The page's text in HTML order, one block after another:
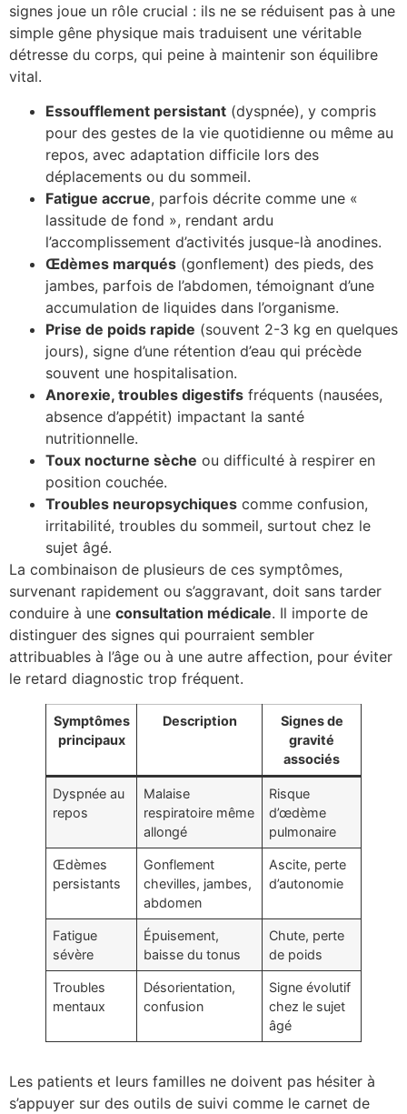
signes joue un rôle crucial : ils ne se réduisent pas à une
simple gêne physique mais traduisent une véritable
détresse du corps, qui peine à maintenir son équilibre
vital.
Essoufflement persistant (dyspnée), y compris
pour des gestes de la vie quotidienne ou même au
repos, avec adaptation difficile lors des
déplacements ou du sommeil.
Fatigue accrue, parfois décrite comme une «
lassitude de fond », rendant ardu
l’accomplissement d’activités jusque-là anodines.
Œdèmes marqués (gonflement) des pieds, des
jambes, parfois de l’abdomen, témoignant d’une
accumulation de liquides dans l’organisme.
Prise de poids rapide (souvent 2-3 kg en quelques
jours), signe d’une rétention d’eau qui précède
souvent une hospitalisation.
Anorexie, troubles digestifs fréquents (nausées,
absence d’appétit) impactant la santé
nutritionnelle.
Toux nocturne sèche ou difficulté à respirer en
position couchée.
Troubles neuropsychiques comme confusion,
irritabilité, troubles du sommeil, surtout chez le
sujet âgé.
La combinaison de plusieurs de ces symptômes,
survenant rapidement ou s’aggravant, doit sans tarder
conduire à une consultation médicale. Il importe de
distinguer des signes qui pourraient sembler
attribuables à l’âge ou à une autre affection, pour éviter
le retard diagnostic trop fréquent.
Symptômes
principaux
Description
Signes de
gravité
associés
Dyspnée au
repos
Malaise
respiratoire même
allongé
Risque
d’œdème
pulmonaire
Œdèmes
persistants
Gonflement
chevilles, jambes,
abdomen
Ascite, perte
d’autonomie
Fatigue
sévère
Épuisement,
baisse du tonus
Chute, perte
de poids
Troubles
mentaux
Désorientation,
confusion
Signe évolutif
chez le sujet
âgé
Les patients et leurs familles ne doivent pas hésiter à
s’appuyer sur des outils de suivi comme le carnet de